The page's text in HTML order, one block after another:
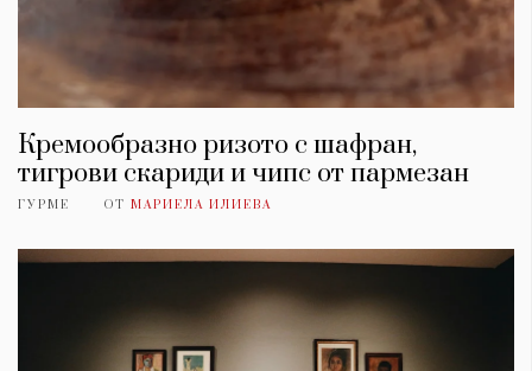
Кремообразно ризото с шафран,
тигрови скариди и чипс от пармезан
ГУРМЕ ОТ МАРИЕЛА ИЛИЕВА